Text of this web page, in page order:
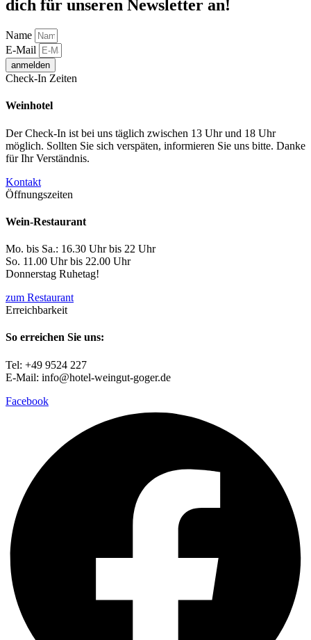
dich für unseren Newsletter an!
Name
E-Mail
anmelden
Check-In Zeiten
Weinhotel
Der Check-In ist bei uns täglich zwischen 13 Uhr und 18 Uhr
möglich. Sollten Sie sich verspäten, informieren Sie uns bitte. Danke
für Ihr Verständnis.
Kontakt
Öffnungszeiten
Wein-Restaurant
Mo. bis Sa.: 16.30 Uhr bis 22 Uhr
So. 11.00 Uhr bis 22.00 Uhr
Donnerstag Ruhetag!
zum Restaurant
Erreichbarkeit
So erreichen Sie uns:
Tel: +49 9524 227
E-Mail: info@hotel-weingut-goger.de
Facebook